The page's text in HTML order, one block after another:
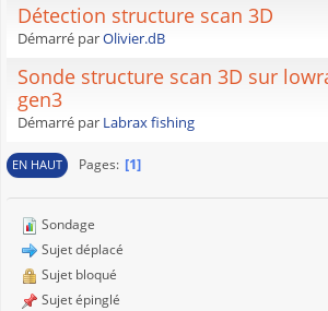
Détection structure scan 3D
Démarré parOlivier.dB
Sonde structure scan 3D sur
gen3
Démarré par Labrax fishing
EN HAUT Pages 1
Sondage
Sujet déplacé
Sujet bloqué
Sujet épinglé